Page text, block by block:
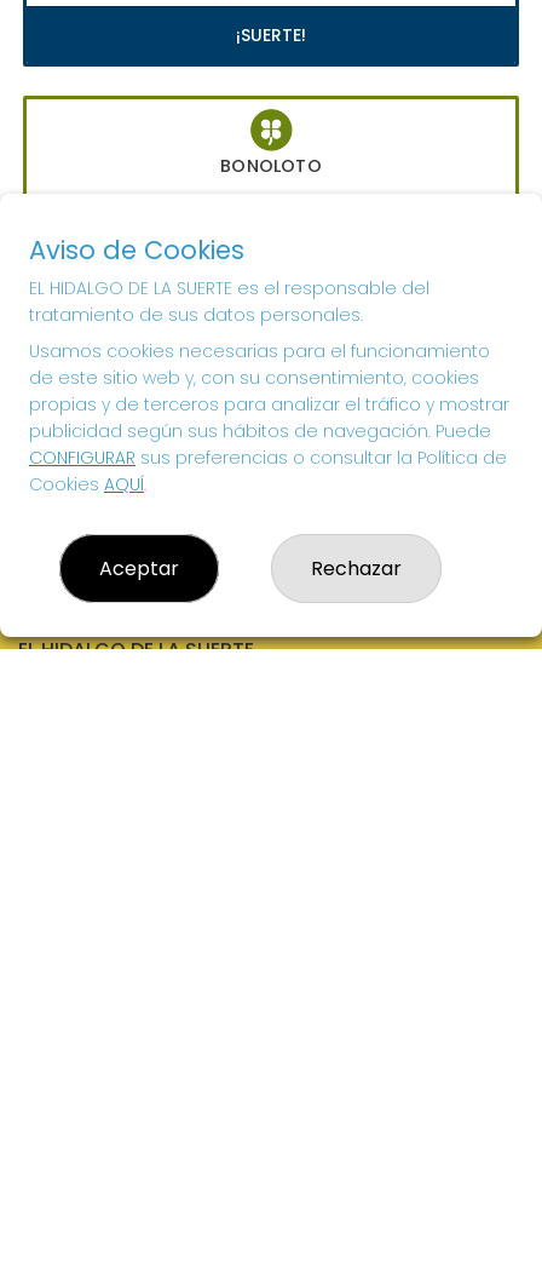
¡SUERTE!
BONOLOTO
PRÓXIMO BOTE MILLONARIO:
700.000€
¡SUERTE!
EL HIDALGO DE LA SUERTE
Aviso de Cookies
EL HIDALGO DE LA SUERTE es el responsable del
tratamiento de sus datos personales.
Usamos cookies necesarias para el funcionamiento
de este sitio web y, con su consentimiento, cookies
propias y de terceros para analizar el tráfico y mostrar
publicidad según sus hábitos de navegación. Puede
CONFIGURAR sus preferencias o consultar la Política de
Cookies AQUÍ.
Aceptar Rechazar